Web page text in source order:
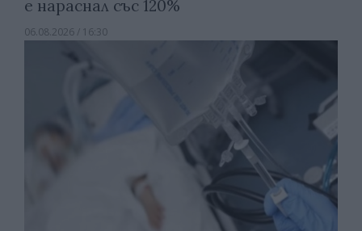
е нараснал със 120%
06.08.2026 / 16:30